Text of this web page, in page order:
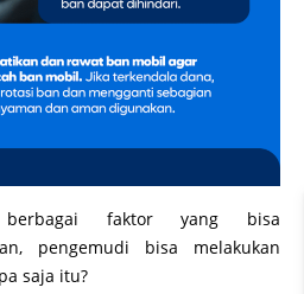
berbagai faktor yang bisa
pengemudi bisa melakukan
saja itu?